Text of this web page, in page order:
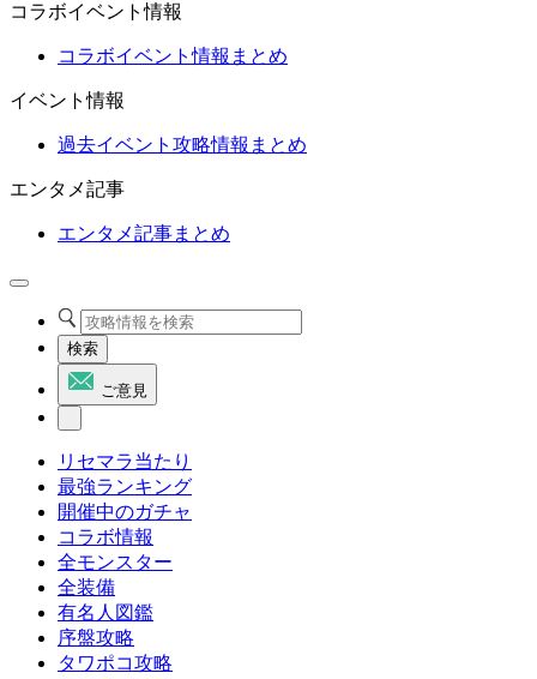
コラボイベント情報
コラボイベント情報まとめ
イベント情報
過去イベント攻略情報まとめ
エンタメ記事
エンタメ記事まとめ
検索
ご意見
リセマラ当たり
最強ランキング
開催中のガチャ
コラボ情報
全モンスター
全装備
有名人図鑑
序盤攻略
タワポコ攻略